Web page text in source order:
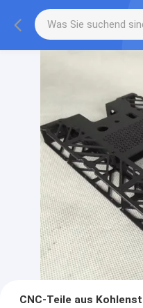
CNC-Teile aus